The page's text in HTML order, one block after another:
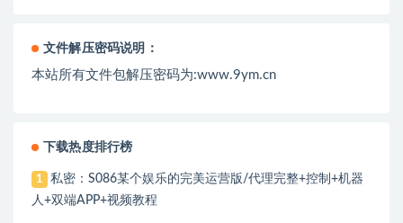
文件解压密码说明：
本站所有文件包解压密码为:www.9ym.cn
下载热度排行榜
1
私密：S086某个娱乐的完美运营版/代理完整+控制+机器
人+双端APP+视频教程